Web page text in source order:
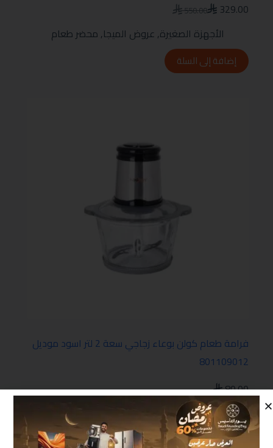
550.00
329.00
الأجهزة الصغيرة, عروض الميجا, محضر طعام
إضافة إلى السلة
فرامة طعام كولن بوعاء زجاجي سعة 2 لتر اسود موديل
801109012
80.00
الأجهزة الصغيرة,محضر طعام
إضافة إلى السلة